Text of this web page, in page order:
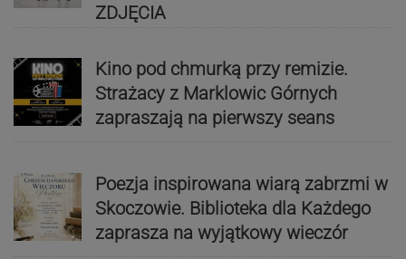
ZDJĘCIA
Kino pod chmurką przy remizie.
Strażacy z Marklowic Górnych
zapraszają na pierwszy seans
Poezja inspirowana wiarą zabrzmi w
Skoczowie. Biblioteka dla Każdego
zaprasza na wyjątkowy wieczór